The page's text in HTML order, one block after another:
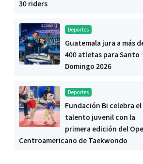
30 riders
Deportes
Guatemala jura a más
400 atletas para Santo
Domingo 2026
Deportes
Fundación Bi celebra el
talento juvenil con la
primera edición del
Centroamericano de Taekwondo